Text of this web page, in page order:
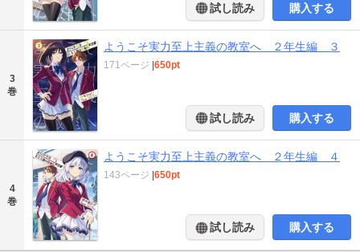
試し読み 購入する
3
巻
ようこそ実力至上主義の教室へ ２年生編 ３
171ページ |650pt
試し読み 購入する
4
巻
ようこそ実力至上主義の教室へ ２年生編 ４
143ページ |650pt
試し読み 購入する